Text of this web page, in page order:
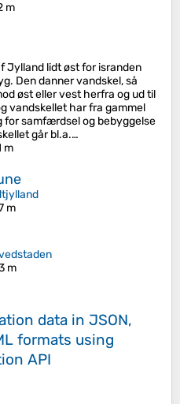
m
Jylland lidt øst for isranden
Den danner vandskel, så
øst eller vest herfra og ud til
vandskellet har fra gammel
for samfærdsel og bebyggelse
går bl.a.…
m
m
m
data in JSON,
formats using
API